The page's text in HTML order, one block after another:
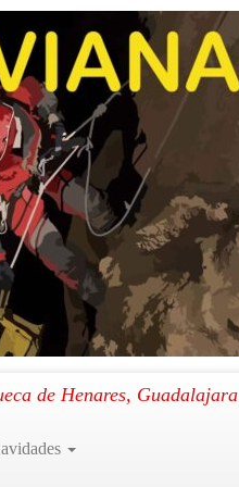
de Henares, Guadalajara